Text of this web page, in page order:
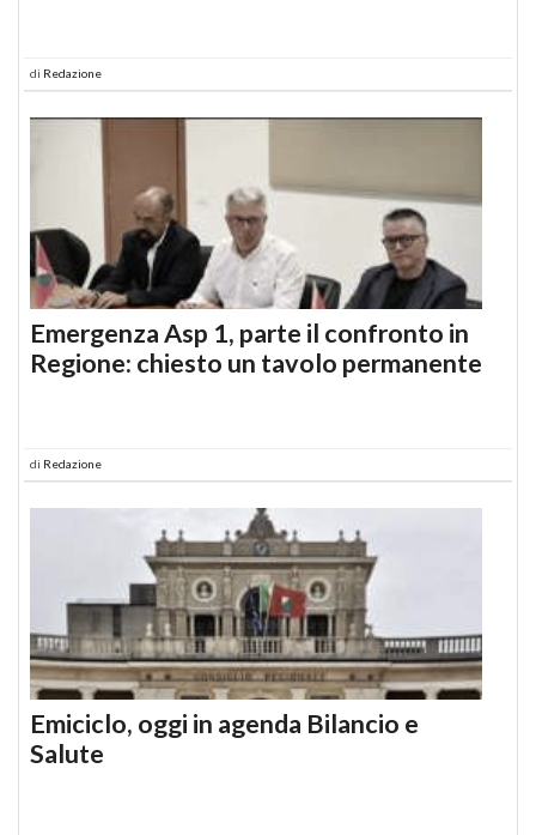
di Redazione
Emergenza Asp 1, parte il confronto in
Regione: chiesto un tavolo permanente
di Redazione
Emiciclo, oggi in agenda Bilancio e
Salute